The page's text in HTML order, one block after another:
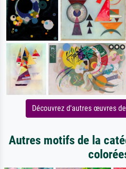
Découvrez d'autres œuvres
Autres motifs de la